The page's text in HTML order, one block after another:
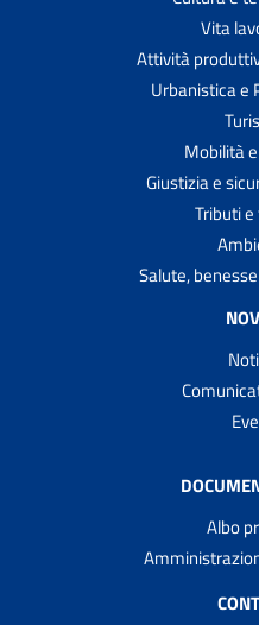
Vita
Attività
Urbanistica e
Mobilità
Giustizia e
Tributi
Salute,
Albo